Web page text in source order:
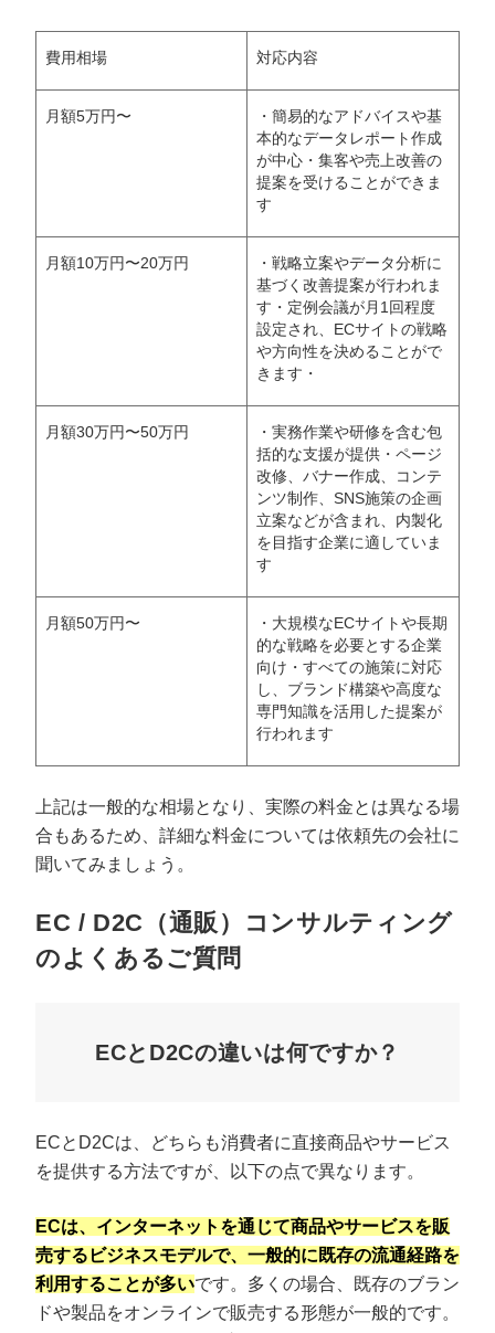
プロに無料相談をする
StockSun株式会社〒160-0023 東京都新宿区西新宿3丁目8番3号 新都心
サイトマップ プライバシーポリシー
費用相場 対応内容
月額5万円〜
・簡易的なアドバイスや基
本的なデータレポート作成
が中心・集客や売上改善の
提案を受けることができま
す
月額10万円〜20万円
・戦略立案やデータ分析に
基づく改善提案が行われま
す・定例会議が月1回程度
設定され、ECサイトの戦略
や方向性を決めることがで
きます・
月額30万円〜50万円
・実務作業や研修を含む包
括的な支援が提供・ページ
改修、バナー作成、コンテ
ンツ制作、SNS施策の企画
立案などが含まれ、内製化
を目指す企業に適していま
す
月額50万円〜
・大規模なECサイトや長期
的な戦略を必要とする企業
向け・すべての施策に対応
し、ブランド構築や高度な
専門知識を活用した提案が
行われます
上記は一般的な相場となり、実際の料金とは異なる場
合もあるため、詳細な料金については依頼先の会社に
聞いてみましょう。
EC / D2C（通販）コンサルティング
のよくあるご質問
ECとD2Cの違いは何ですか？
ECとD2Cは、どちらも消費者に直接商品やサービス
を提供する方法ですが、以下の点で異なります。
ECは、インターネットを通じて商品やサービスを販
売するビジネスモデルで、一般的に既存の流通経路を
利用することが多いです。多くの場合、既存のブラン
ドや製品をオンラインで販売する形態が一般的です。